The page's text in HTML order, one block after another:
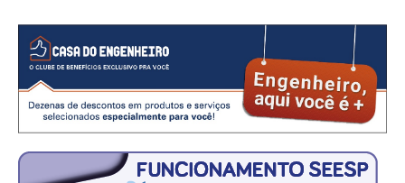
NÚCLEO DA MULHER ENGENHEIRA
TRANSPARÊNCIA
JURÍDICO
CONSULTORIA